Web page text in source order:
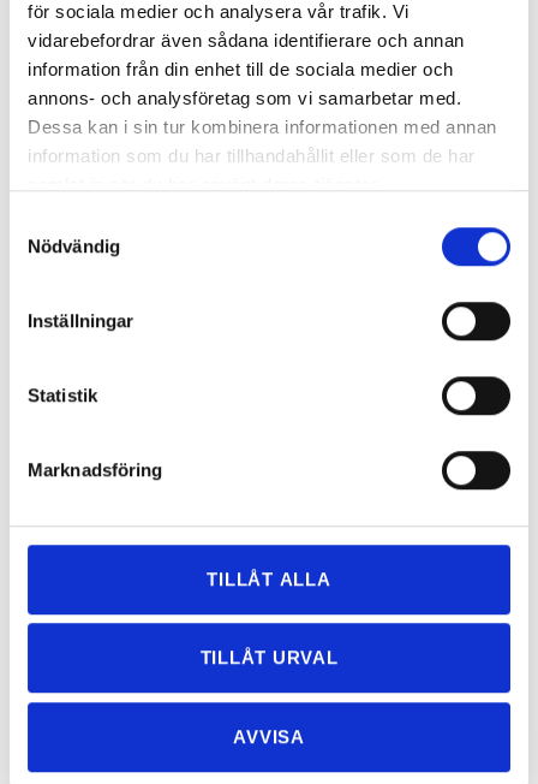
för sociala medier och analysera vår trafik. Vi
vidarebefordrar även sådana identifierare och annan
information från din enhet till de sociala medier och
annons- och analysföretag som vi samarbetar med.
Dessa kan i sin tur kombinera informationen med annan
information som du har tillhandahållit eller som de har
Nödvändig
Inställningar
Statistik
Marknadsföring
TILLÅT ALLA
TILLÅT URVAL
AVVISA
Vad kostar det att anlita en flyttfirma i
Göteborg?
2017-09-
18
Många som ska flytta känner sig stressade.
Ta hjälp av proffsen, så kan du koppla av!
2017-08-
31
Vi ger 20% rabatt på flyttstädning i augusti &
2017-08-
flyttfirma i Göteborg!
2017-05-
Fler och fler väljer oss för sin flytt i Göteborg!
2017-03-
Göteborg
2017-03-
≪ < 1 2 3 4 5 6
OSS?
Göteborg
Offertas ambassadör
Trafiktillstånd, Nöjda kunder